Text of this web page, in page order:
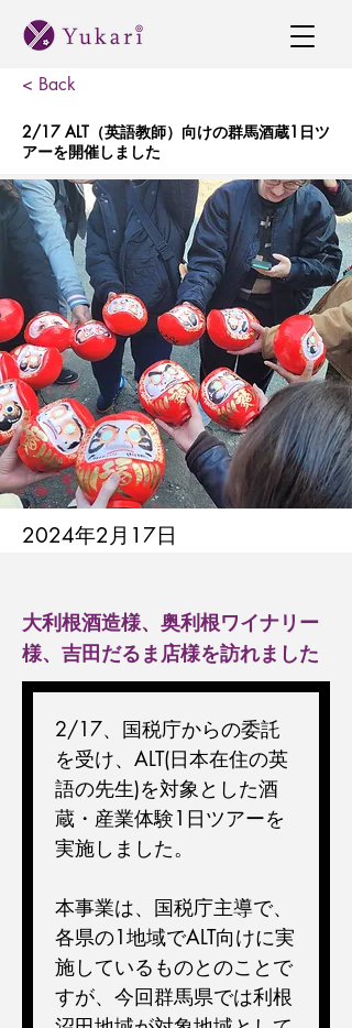
< Back
2/17 ALT（英語教師）向けの群馬酒蔵1日ツ
アーを開催しました
2024年2月17日
大利根酒造様、奥利根ワイナリー
様、吉田だるま店様を訪れました
2/17、国税庁からの委託
を受け、ALT(日本在住の英
語の先生)を対象とした酒
蔵・産業体験1日ツアーを
実施しました。
本事業は、国税庁主導で、
各県の1地域でALT向けに実
施しているものとのことで
すが、今回群馬県では利根